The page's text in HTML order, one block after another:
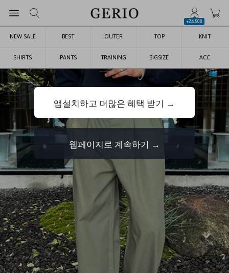
+24,500
NEW SALE BEST OUTER TOP KNIT
SHIRTS PANTS TRAINING BIGSIZE ACC
앱설치하고 더많은 혜택 받기 →
웹페이지로 계속하기 →